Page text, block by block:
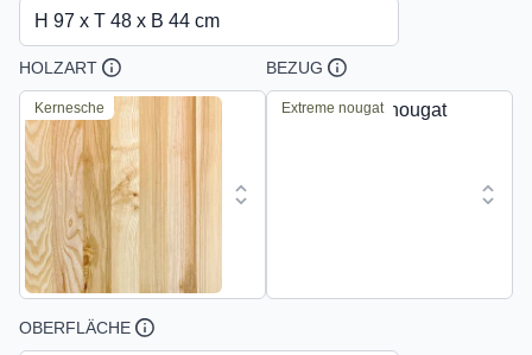
H 97 x T 48 x B 44 cm
HOLZART
Kernesche
BEZUG
Extreme nougat
OBERFLÄCHE